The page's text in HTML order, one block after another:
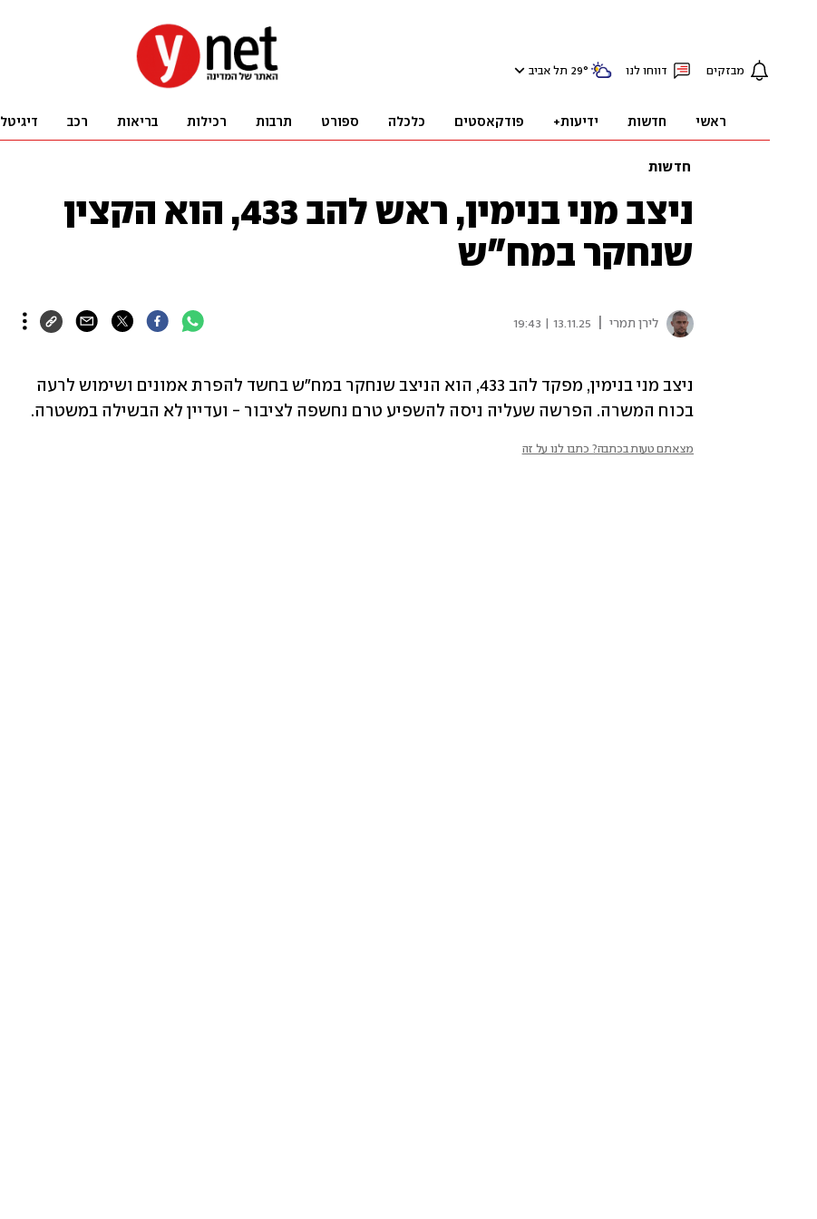
מבזקים דווחו לנו 29° תל אביב
ראשי חדשות ידיעות+ פודקאסטים כלכלה ספורט תרבות רכילות בריאות רכב דיגיטל
חדשות
ניצב מני בנימין, ראש להב 433, הוא הקצין
שנחקר במח״ש
לירן תמרי 13.11.25 | 19:43
בכוח המשרה. הפרשה שעליה ניסה להשפיע טרם נחשפה לציבור - ועדיין לא הבשילה במשטרה.
מצאתם טעות בכתבה? כתבו לנו על זה